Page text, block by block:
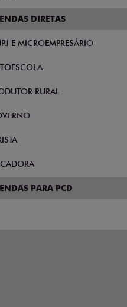
DIRETAS
E MICROEMPRESÁRIO
RURAL
PARA PCD